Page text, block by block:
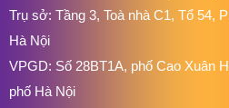
Trụ sở: Tầng 3, Toà nhà C1, Tổ 54,
Hà Nội
VPGD: Số 28BT1A, phố Cao Xuân
phố Hà Nội